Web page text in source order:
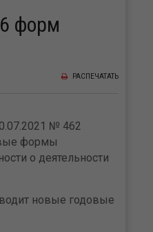
форм
РАСПЕЧАТАТЬ
№ 462
формы
о деятельности
новые годовые